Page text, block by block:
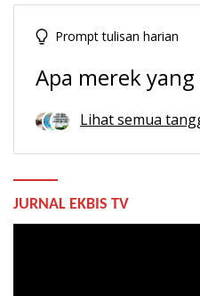
Prompt tulisan harian
Apa merek
Lihat semua
JURNAL EKBIS TV